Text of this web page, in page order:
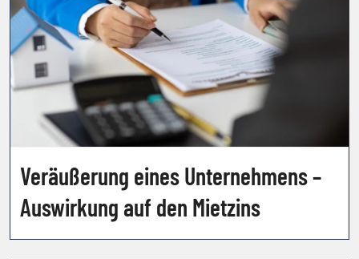
Veräußerung eines Unternehmens –
Auswirkung auf den Mietzins